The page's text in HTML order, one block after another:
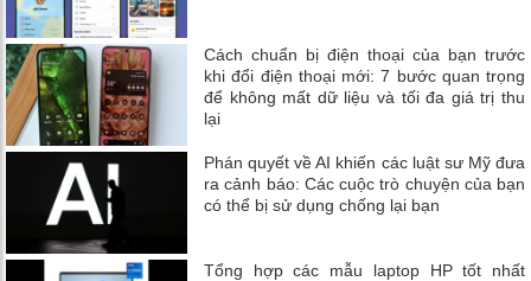
Cách chuẩn bị điện thoại của bạn trước
khi đổi điện thoại mới: 7 bước quan trọng
để không mất dữ liệu và tối đa giá trị thu
lại
Phán quyết về AI khiến các luật sư Mỹ đưa
ra cảnh báo: Các cuộc trò chuyện của bạn
có thể bị sử dụng chống lại bạn
Tổng hợp các mẫu laptop HP tốt nhất